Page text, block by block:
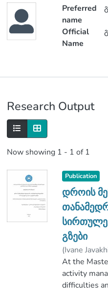
Preferred
name
Official
Name
Research Output
Now showing 1 - 1 of 1
Publication
დროის
გზები
(Ivane
2019)
ხარხელი,
Faculty of
At the
activity
difficulties